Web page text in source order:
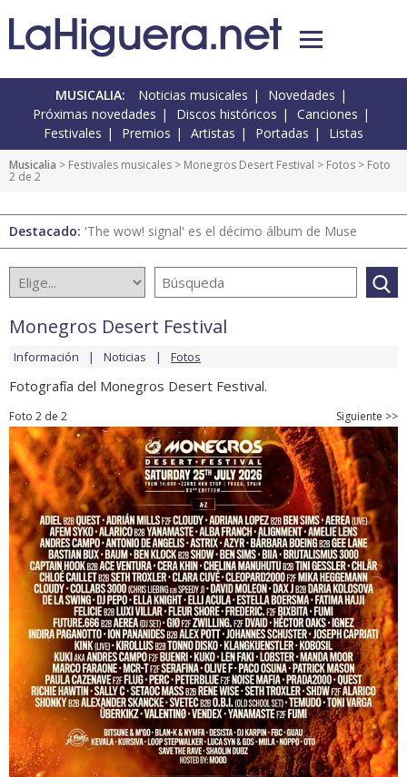
MUSICALIA: Noticias musicales
Novedades
Próximas novedades
Discos históricos
Canciones
Festivales
Premios Artistas Portadas Listas
Musicalia > Festivales musicales > Monegros Desert Festival > Fotos > Foto
2 de 2
Destacado: 'The wow! signal' es el décimo álbum de Muse
Monegros Desert Festival
Información Noticias Fotos
Fotografía del Monegros Desert Festival.
Foto 2 de 2 Siguiente >>